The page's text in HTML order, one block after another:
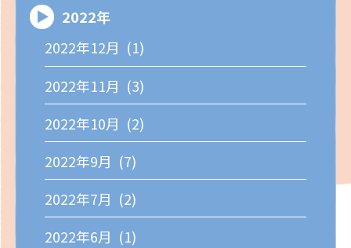
2022年
2022年12月 (1)
2022年11月 (3)
2022年10月 (2)
2022年9月 (7)
2022年7月 (2)
2022年6月 (1)